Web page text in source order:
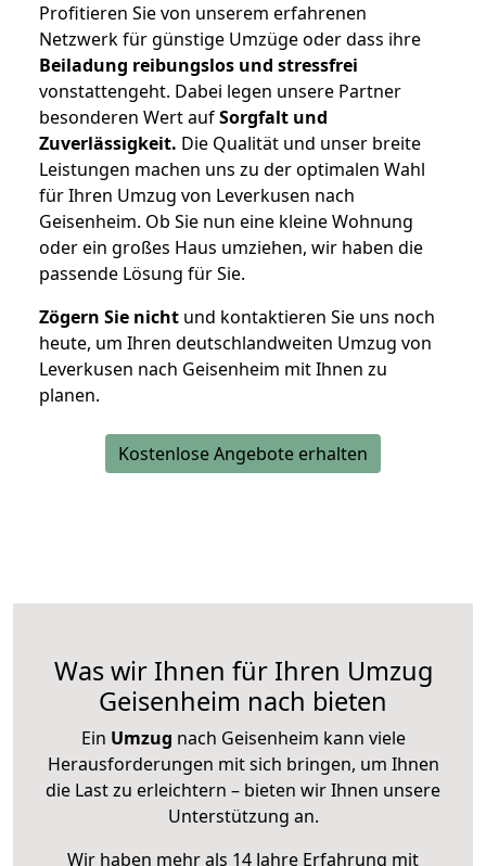
Profitieren Sie von unserem erfahrenen
Netzwerk für günstige Umzüge oder dass ihre
Beiladung reibungslos und stressfrei
vonstattengeht. Dabei legen unsere Partner
besonderen Wert aufSorgfalt und
Zuverlässigkeit. Die Qualität und unser breite
Leistungen machen uns zu der optimalen Wahl
für Ihren Umzug von Leverkusen nach
Geisenheim. Ob Sie nun eine kleine Wohnung
oder ein großes Haus umziehen, wir haben die
passende Lösung für Sie.
Zögern Sie nicht und kontaktieren Sie uns noch
heute, um Ihren deutschlandweiten Umzug von
Leverkusen nach Geisenheim mit Ihnen zu
planen.
Kostenlose Angebote erhalten
Was wir Ihnen für Ihren Umzug
Geisenheim nach bieten
Ein Umzug nach Geisenheim kann viele
Herausforderungen mit sich bringen, um Ihnen
die Last zu erleichtern – bieten wir Ihnen unsere
Unterstützung an.
Wir haben mehr als 14 Jahre Erfahrung mit